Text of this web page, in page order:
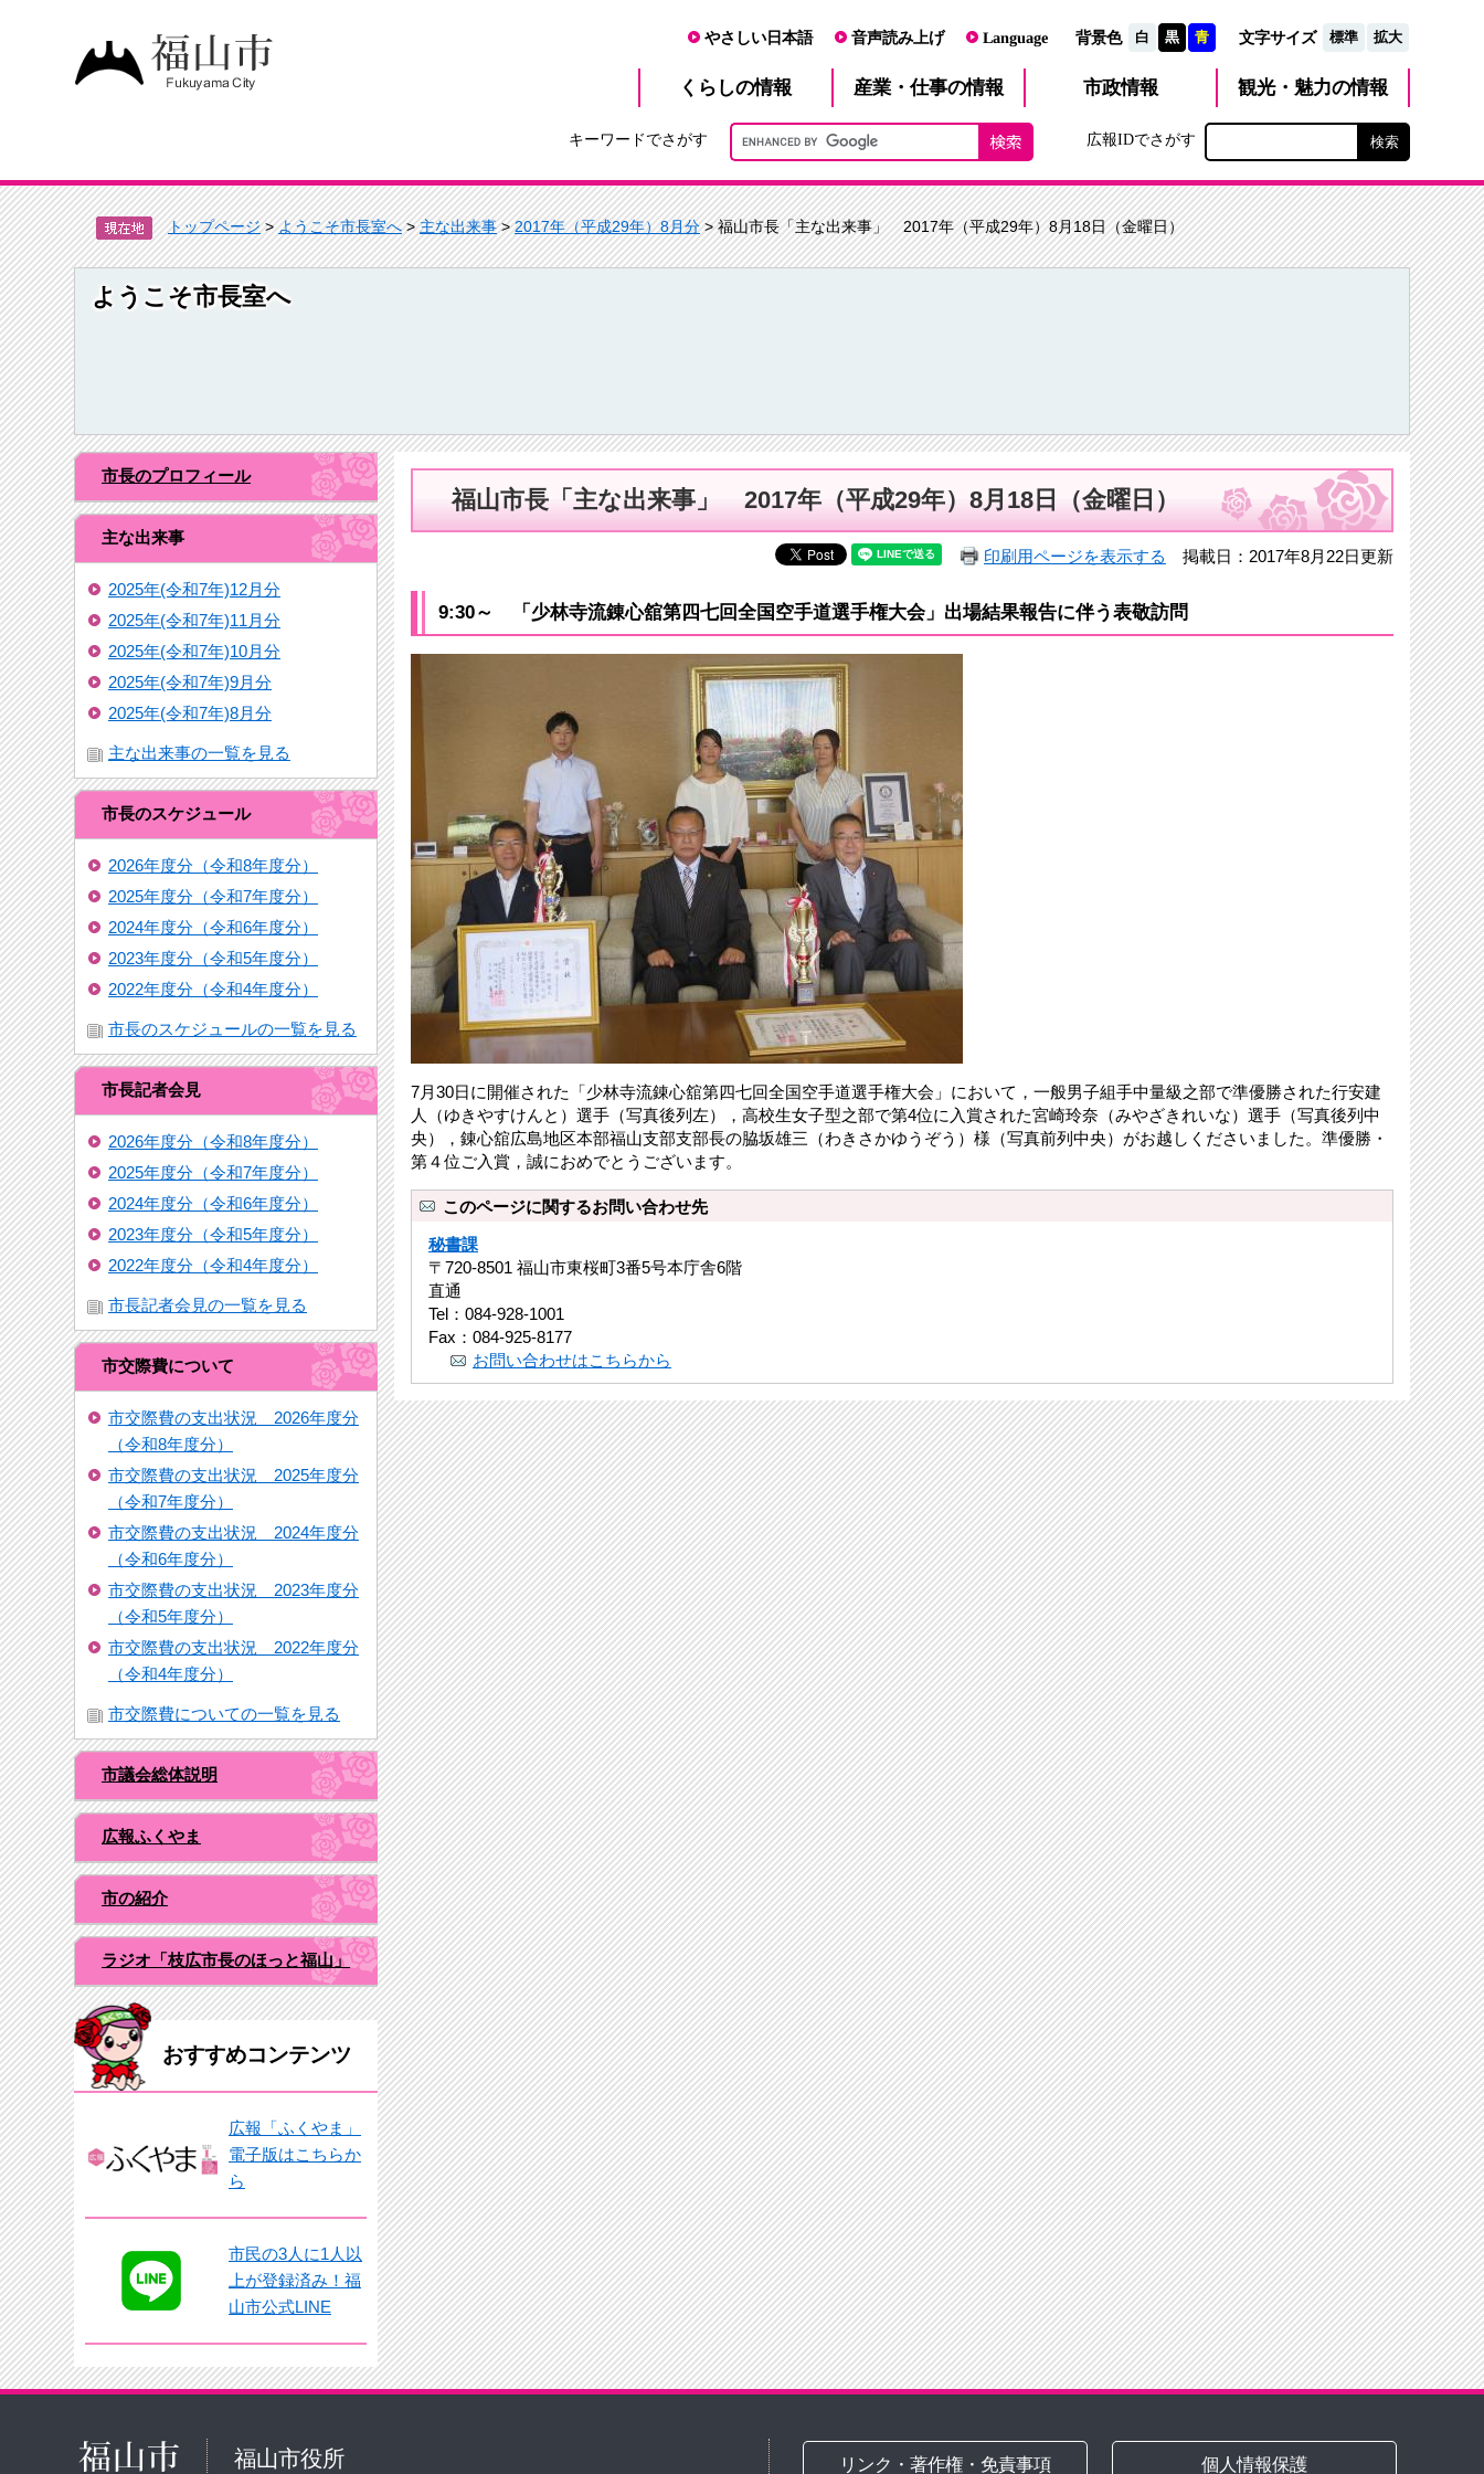
やさしい日本語 音声読み上げ Language 背景色 白 黒 青 文字サイズ 標準 拡大
くらしの情報 産業・仕事の情報 市政情報 観光・魅力の情報
キーワードでさがす 広報IDでさがす
トップページ>ようこそ市長室へ>主な出来事>2017年（平成29年）8月分> 福山市長「主な出来事」 2017年（平成29年）8月18日（金曜日）
ようこそ市長室へ
市長のプロフィール
主な出来事
2025年(令和7年)12月分
2025年(令和7年)11月分
2025年(令和7年)10月分
2025年(令和7年)9月分
2025年(令和7年)8月分
主な出来事の一覧を見る
市長のスケジュール
2026年度分（令和8年度分）
2025年度分（令和7年度分）
2024年度分（令和6年度分）
2023年度分（令和5年度分）
2022年度分（令和4年度分）
市長のスケジュールの一覧を見る
市長記者会見
2026年度分（令和8年度分）
2025年度分（令和7年度分）
2024年度分（令和6年度分）
2023年度分（令和5年度分）
2022年度分（令和4年度分）
市長記者会見の一覧を見る
市交際費について
市交際費の支出状況 2026年度分
（令和8年度分）
市交際費の支出状況 2025年度分
（令和7年度分）
市交際費の支出状況 2024年度分
（令和6年度分）
市交際費の支出状況 2023年度分
（令和5年度分）
市交際費の支出状況 2022年度分
（令和4年度分）
市交際費についての一覧を見る
市議会総体説明
広報ふくやま
市の紹介
ラジオ「枝広市長のほっと福山」
おすすめコンテンツ
広報「ふくやま」
電子版はこちらか
ら
市民の3人に1人以
上が登録済み！福
山市公式LINE
福山市長「主な出来事」 2017年（平成29年）8月18日（金曜日）
印刷用ページを表示する 掲載日：2017年8月22日更新
9:30～ 「少林寺流錬心舘第四七回全国空手道選手権大会」出場結果報告に伴う表敬訪問
7月30日に開催された「少林寺流錬心舘第四七回全国空手道選手権大会」において，一般男子組手中量級之部で準優勝された行安建
人（ゆきやすけんと）選手（写真後列左），高校生女子型之部で第4位に入賞された宮崎玲奈（みやざきれいな）選手（写真後列中
央），錬心舘広島地区本部福山支部支部長の脇坂雄三（わきさかゆうぞう）様（写真前列中央）がお越しくださいました。準優勝・
第４位ご入賞，誠におめでとうございます。
このページに関するお問い合わせ先
秘書課
〒720-8501 福山市東桜町3番5号本庁舎6階
直通
Tel：084-928-1001
Fax：084-925-8177
お問い合わせはこちらから
福山市役所 リンク・著作権・免責事項 個人情報保護